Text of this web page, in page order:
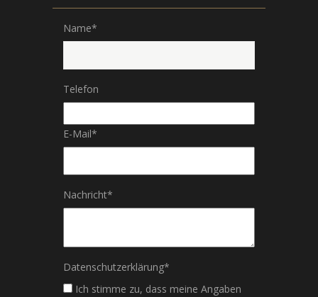
Name*
Telefon
E-Mail*
Nachricht*
Datenschutzerklärung*
Ich stimme zu, dass meine Angaben